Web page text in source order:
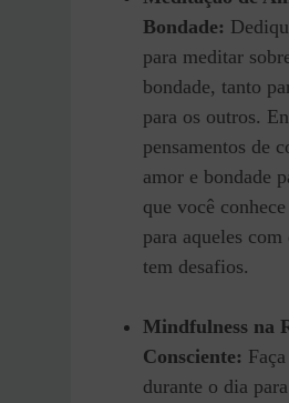
Bondade:
para meditar
bondade, tanto
para os outros.
pensamentos de
amor e bondade
que você
para aqueles
tem desafios.
Mindfulness na
Consciente:
durante o dia